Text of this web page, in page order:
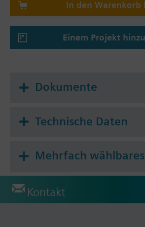
Schlüsseln
notwendig
- VdS-Zulassung
In den Warenkorb
Einem Projekt
Dokumente
Technische Daten
Mehrfach
Kontakt